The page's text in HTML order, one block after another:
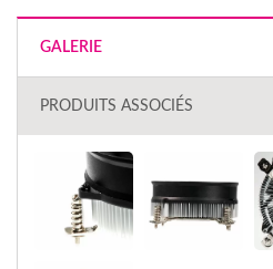
GALERIE
PRODUITS ASSOCIÉS